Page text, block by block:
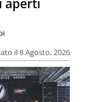
aperti
il 8 Agosto, 2026